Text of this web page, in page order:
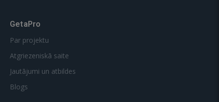
GetaPro
Par projektu
Atgriezeniskā saite
Jautājumi un atbildes
Blogs